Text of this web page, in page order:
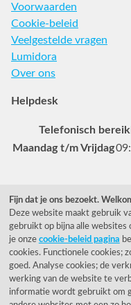
Voorwaarden
Cookie-beleid
Veelgestelde vragen
Lumidora
Over ons
Helpdesk
Telefonisch
Maandag t/m Vrijdag
Veelgestelde vragen
0031 78 615 44 15
Facebook Instagram
Fijn dat je ons bezoekt.
Deze website maakt gebruik
gebruikt op bijna alle
je onze cookie-beleid pagina
cookies. Functionele cookies;
goed. Analyse cookies; de
werking van de website te
informatie wordt gebruikt om